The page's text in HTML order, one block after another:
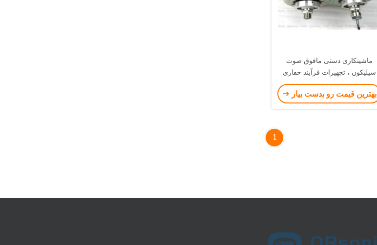
ماشینکاری دستی مافوق صوت
سیلیکون ، تجهیزات فرآیند حفاری
اولتراسونیک روتاری
بهترین قیمت رو بدست بیار
1